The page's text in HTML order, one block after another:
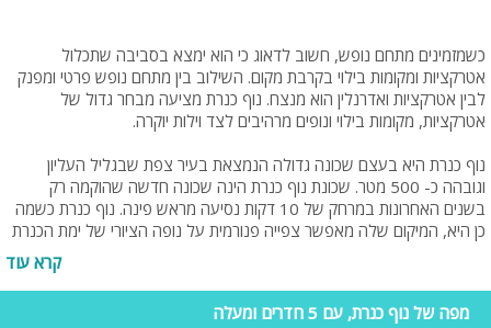
כשמזמינים מתחם נופש, חשוב לדאוג כי הוא ימצא בסביבה שתכלול
אטרקציות ומקומות בילוי בקרבת מקום. השילוב בין מתחם נופש פרטי ומפנק
לבין אטרקציות ואדרנלין הוא מנצח. נוף כנרת מציעה מבחר גדול של
אטרקציות, מקומות בילוי ונופים מרהיבים לצד וילות יוקרה.
נוף כנרת היא בעצם שכונה גדולה הנמצאת בעיר צפת שבגליל העליון
וגובהה כ- 500 מטר. שכונת נוף כנרת הינה שכונה חדשה שהוקמה רק
בשנים האחרונות במרחק של 10 דקות נסיעה מראש פינה. נוף כנרת כשמה
כן היא, המיקום שלה מאפשר צפייה פנורמית על נופה הציורי של ימת הכנרת
ואל רכס הרי מרון שבמערב. השכונה מאוד שקטה ונפרדת מהעיר העתיקה,
למשפחות זוגות וחלקן גם למסיבות פרטיות.
קרא עוד
מפה של נוף כנרת, עם 5 חדרים ומעלה